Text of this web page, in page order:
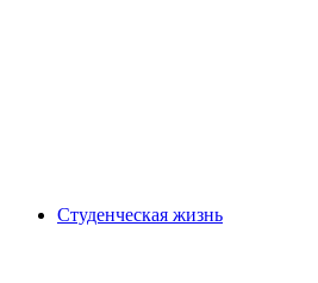
Студенческая жизнь